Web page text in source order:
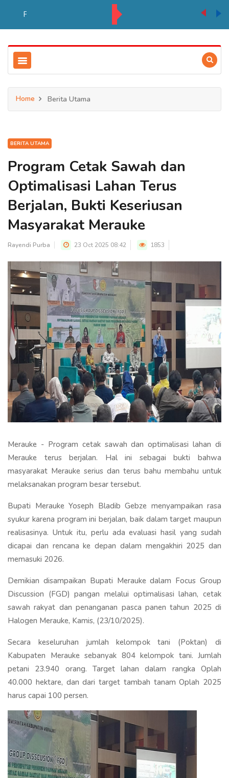
Home Berita Utama
BERITA UTAMA
Program Cetak Sawah dan
Optimalisasi Lahan Terus
Berjalan, Bukti Keseriusan
Masyarakat Merauke
Rayendi Purba 23 Oct 2025 08:42 1853
Merauke - Program cetak sawah dan optimalisasi lahan di
Merauke terus berjalan. Hal ini sebagai bukti bahwa
masyarakat Merauke serius dan terus bahu membahu untuk
melaksanakan program besar tersebut.
Bupati Merauke Yoseph Bladib Gebze menyampaikan rasa
syukur karena program ini berjalan, baik dalam target maupun
realisasinya. Untuk itu, perlu ada evaluasi hasil yang sudah
dicapai dan rencana ke depan dalam mengakhiri 2025 dan
memasuki 2026.
Demikian disampaikan Bupati Merauke dalam Focus Group
Discussion (FGD) pangan melalui optimalisasi lahan, cetak
sawah rakyat dan penanganan pasca panen tahun 2025 di
Halogen Merauke, Kamis, (23/10/2025).
Secara keseluruhan jumlah kelompok tani (Poktan) di
Kabupaten Merauke sebanyak 804 kelompok tani. Jumlah
petani 23.940 orang. Target lahan dalam rangka Oplah
40.000 hektare, dan dari target tambah tanam Oplah 2025
harus capai 100 persen.